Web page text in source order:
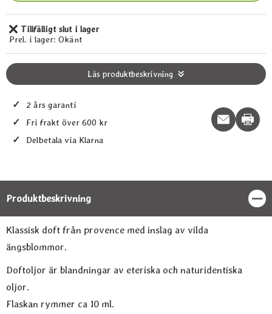
Tillgänglighet:
Tillfälligt slut i lager
Prel. i lager: Okänt
Läs produktbeskrivning
✓ 2 års garanti
✓ Fri frakt över 600 kr
✓ Delbetala via Klarna
Print
Produktbeskrivning
Produktbeskrivning
Klassisk doft från provence med inslag av vilda
ängsblommor.
Doftoljor är blandningar av eteriska och naturidentiska
oljor.
Flaskan rymmer ca 10 ml.